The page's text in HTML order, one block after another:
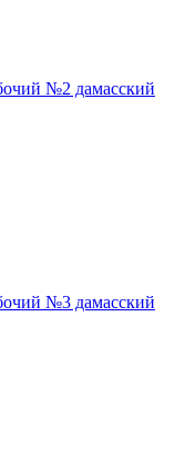
№2 дамасский
№3 дамасский